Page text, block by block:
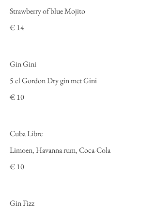
Strawberry of blue Mojito
€ 14
Gin Gini
5 cl Gordon Dry gin met Gini
€ 10
Cuba Libre
Limoen, Havanna rum, Coca-Cola
€ 10
Gin Fizz